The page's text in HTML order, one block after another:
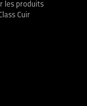
les produits
Cuir